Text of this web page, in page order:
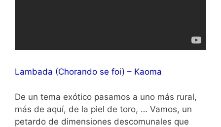
Lambada (Chorando se foi) – Kaoma
De un tema exótico pasamos a uno más rural,
más de aquí, de la piel de toro, … Vamos, un
petardo de dimensiones descomunales que